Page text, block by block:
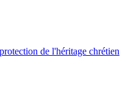
de l'héritage chrétien